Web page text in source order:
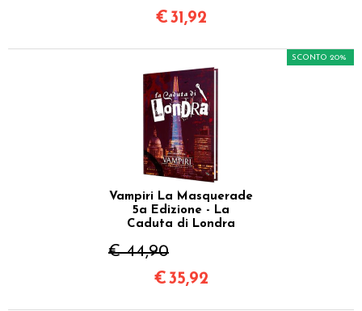
€31,92
Vampiri La Masquerade
5a Edizione - La
Caduta di Londra
€ 44,90
SCONTO 20%
€35,92